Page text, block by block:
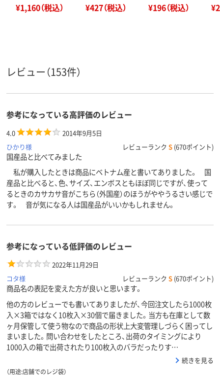
¥1,160（税込） ¥427（税込） ¥196（税込）
レビュー（153件）
参考になっている高評価のレビュー
4.0
2014年9月5日
ひかり様
レビューランク S (670ポイント)
国産品と比べてみました
私が購入したときは商品にベトナム産と書いてありました。 国
産品と比べると、色、サイズ、エンボスともほぼ同じですが、使って
るときのカサカサ音がこちら（外国産）のほうがややうるさい感じで
す。 音が気になる人は国産品がいいかもしれません。
参考になっている低評価のレビュー
2022年11月29日
コタ様
レビューランク S (670ポイント)
商品名の表記を変えた方が良いと思います。
他の方のレビューでも書いてありましたが、今回注文したら1000枚
入×3箱ではなく10枚入×30個で届きました。当方も在庫として数
ヶ月保管して使う物なので商品の形状上大変管理しづらく困ってし
まいました。問い合わせをしたところ、出荷のタイミングにより
1000入の箱で出荷されたり100枚入のバラだったりす…
続きを見る
（用途:店舗でのレジ袋）